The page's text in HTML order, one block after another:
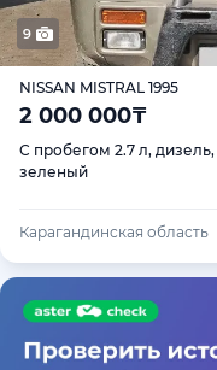
9
NISSAN MISTRAL 1995
2 000 000₸
С пробегом 2.7 л,
зеленый
Карагандинская область